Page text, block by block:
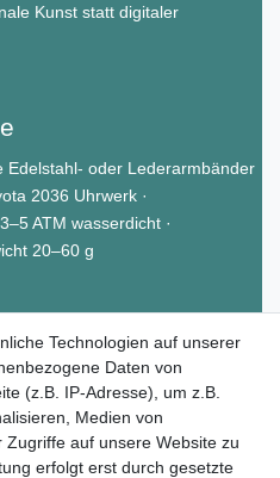
Kunst statt digitaler
Edelstahl- oder Lederarmbänder
2036 Uhrwerk ·
ATM wasserdicht ·
20–60 g
die faszinierende
von Paul
Stöbern.
Technologien auf unserer
Daten von
(z.B. IP-Adresse), um z.B.
Medien von
auf unsere Website zu
erfolgt erst durch gesetzte